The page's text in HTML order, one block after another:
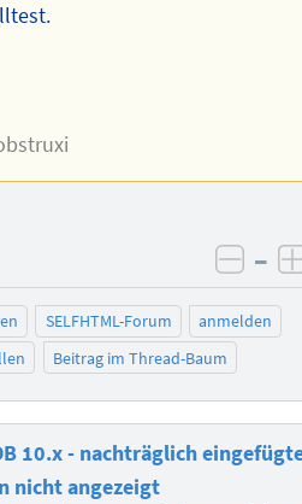
–
SELFHTML-Forum
anmelden
Beitrag im Thread-Baum
10.x - nachträglich
nicht angezeigt